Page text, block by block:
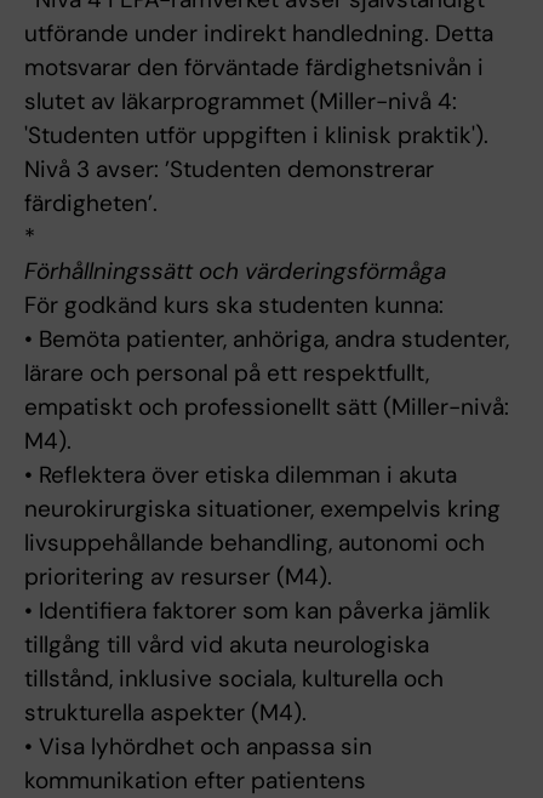
utförande under indirekt handledning. Detta
motsvarar den förväntade färdighetsnivån i
slutet av läkarprogrammet (Miller-nivå 4:
'Studenten utför uppgiften i klinisk praktik').
Nivå 3 avser: ’Studenten demonstrerar
färdigheten’.
*
Förhållningssätt och värderingsförmåga
För godkänd kurs ska studenten kunna:
• Bemöta patienter, anhöriga, andra studenter,
lärare och personal på ett respektfullt,
empatiskt och professionellt sätt (Miller-nivå:
M4).
• Reflektera över etiska dilemman i akuta
neurokirurgiska situationer, exempelvis kring
livsuppehållande behandling, autonomi och
prioritering av resurser (M4).
• Identifiera faktorer som kan påverka jämlik
tillgång till vård vid akuta neurologiska
tillstånd, inklusive sociala, kulturella och
strukturella aspekter (M4).
• Visa lyhördhet och anpassa sin
kommunikation efter patientens